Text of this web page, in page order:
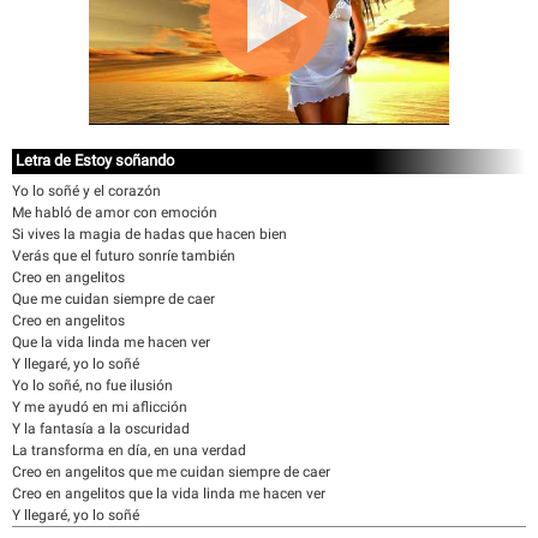
Letra de Estoy soñando
Yo lo soñé y el corazón
Me habló de amor con emoción
Si vives la magia de hadas que hacen bien
Verás que el futuro sonríe también
Creo en angelitos
Que me cuidan siempre de caer
Creo en angelitos
Que la vida linda me hacen ver
Y llegaré, yo lo soñé
Yo lo soñé, no fue ilusión
Y me ayudó en mi aflicción
Y la fantasía a la oscuridad
La transforma en día, en una verdad
Creo en angelitos que me cuidan siempre de caer
Creo en angelitos que la vida linda me hacen ver
Y llegaré, yo lo soñé